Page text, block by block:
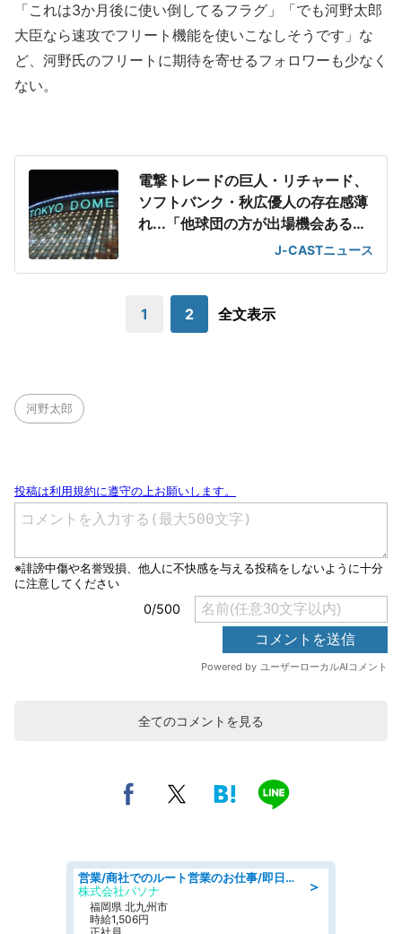
「これは3か月後に使い倒してるフラグ」「でも河野太郎
大臣なら速攻でフリート機能を使いこなしそうです」な
ど、河野氏のフリートに期待を寄せるフォロワーも少なく
ない。
電撃トレードの巨人・リチャード、
ソフトバンク・秋広優人の存在感薄
れ...「他球団の方が出場機会ある」
J-CASTニュース
1 2 全文表示
河野太郎
全てのコメントを見る
＞
営業/商社でのルート営業のお仕事/即日勤務可/車通勤可/営業
株式会社パソナ
福岡県 北九州市
時給1,506円